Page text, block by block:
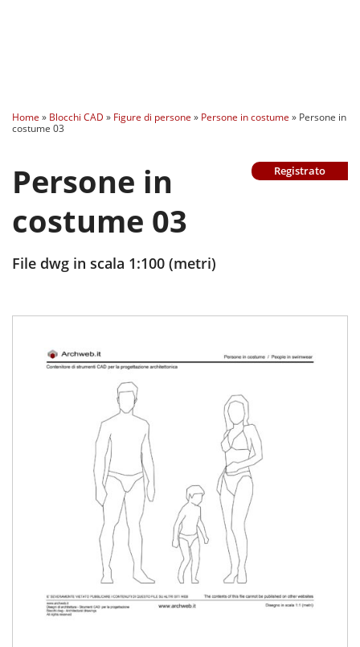
Home » Blocchi CAD » Figure di persone » Persone in costume » Persone in
costume 03
Registrato
Persone in
costume 03
File dwg in scala 1:100 (metri)